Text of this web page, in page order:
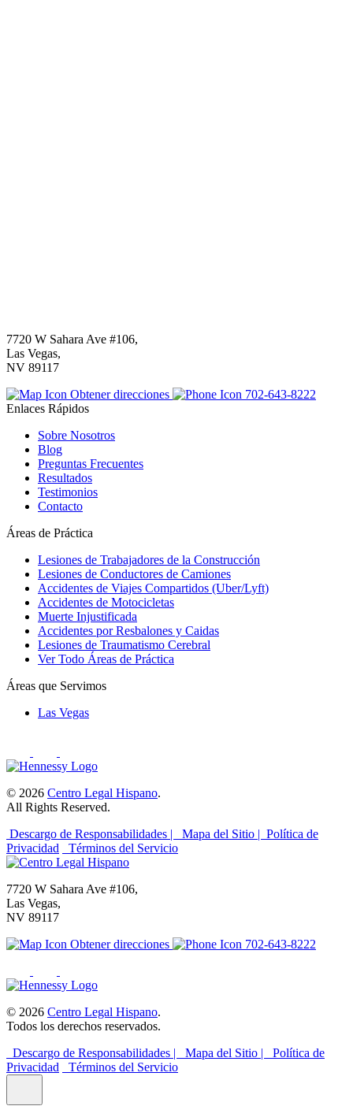
7720 W Sahara Ave #106,
Las Vegas,
NV 89117
Obtener direcciones
702-643-8222
Enlaces Rápidos
Sobre Nosotros
Blog
Preguntas Frecuentes
Resultados
Testimonios
Contacto
Áreas de Práctica
Lesiones de Trabajadores de la Construcción
Lesiones de Conductores de Camiones
Accidentes de Viajes Compartidos (Uber/Lyft)
Accidentes de Motocicletas
Muerte Injustificada
Accidentes por Resbalones y Caidas
Lesiones de Traumatismo Cerebral
Ver Todo Áreas de Práctica
Áreas que Servimos
Las Vegas
© 2026 Centro Legal Hispano.
All Rights Reserved.
Descargo de Responsabilidades |
Mapa del Sitio | Política de
Privacidad
Términos del Servicio
7720 W Sahara Ave #106,
Las Vegas,
NV 89117
Obtener direcciones
702-643-8222
© 2026 Centro Legal Hispano.
Todos los derechos reservados.
Descargo de Responsabilidades |
Mapa del Sitio |
Política de
Privacidad
Términos del Servicio